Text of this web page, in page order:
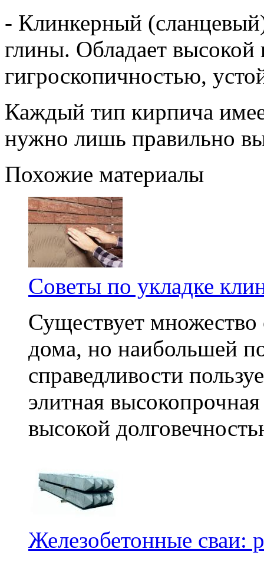
- Клинкерный
глины. Обладает
гигроскопичностью,
Каждый тип кирпича
нужно лишь правильно
Похожие материалы
Советы по укладке
Существует множество
дома, но наибольшей
справедливости
элитная
высокой
Железобетонные сваи: